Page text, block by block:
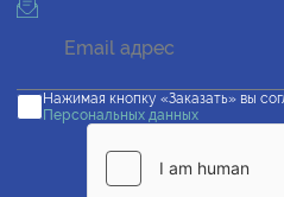
Нажимая кнопку «Заказать» вы
Персональных данных